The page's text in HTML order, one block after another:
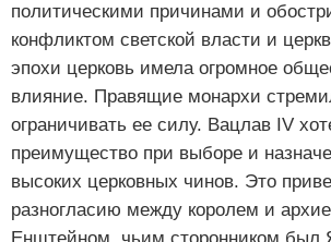
политическими причинами и
конфликтом светской власти и
эпохи церковь имела огромное
влияние. Правящие монархи
ограничивать ее силу. Вацлав IV
преимущество при выборе и
высоких церковных чинов. Это
разногласию между королем и